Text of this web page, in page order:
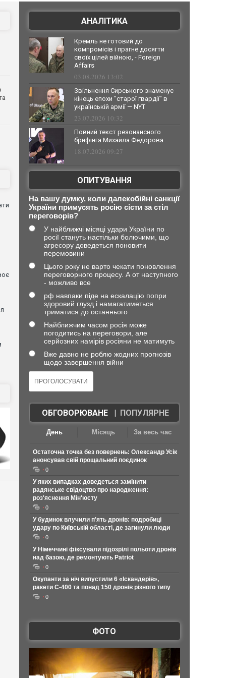
АНАЛІТИКА
Кремль не готовий до
компромісів і прагне досягти
своїх цілей війною, - Foreign
Affairs
03.08.2026 13:02
Звільнення Сирського знаменує
кінець епохи "старої гвардії" в
українській армії — NYT
23.07.2026 10:32
Повний текст резонансного
брифінга Михайла Федорова
18.07.2026 09:27
ОПИТУВАННЯ
На вашу думку, коли далекобійні санкції
України примусять росію сісти за стіл
переговорів?
У найближчі місяці удари України по
росії стануть настільки болючими, що
агресору доведеться поновити
перемовини
Цього року не варто чекати поновлення
переговорного процесу. А от наступного
- можливо все
рф навпаки піде на ескалацію попри
здоровий глузд і намагатиметься
триматися до останнього
Найближчим часом росія може
погодитись на переговори, але
серйозних намірів росіяни не матимуть
Вже давно не роблю жодних прогнозів
щодо завершення війни
ОБГОВОРЮВАНЕ| ПОПУЛЯРНЕ
День Місяць За весь час
Остаточна точка без повернень: Олександр Усік
анонсував свій прощальний поєдинок
0
У яких випадках доведеться замінити
радянське свідоцтво про народження:
роз'яснення Мін'юсту
0
У будинок влучили п'ять дронів: подробиці
удару по Київській області, де загинули люди
0
У Німеччині фіксували підозрілі польоти дронів
над базою, де ремонтують Patriot
0
Окупанти за ніч випустили 6 «Іскандерів»,
ракети С-400 та понад 150 дронів різного типу
0
ФОТО